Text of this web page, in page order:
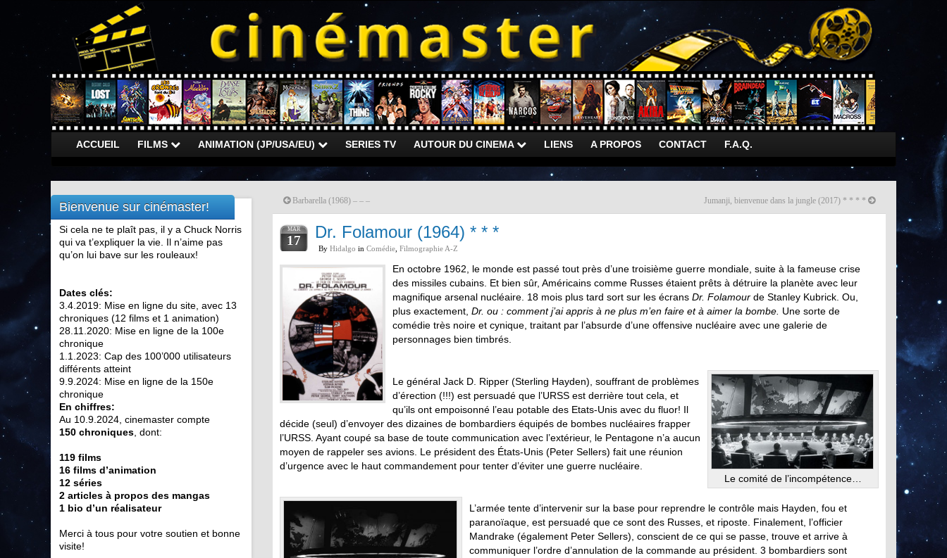
ACCUEIL FILMS ANIMATION (JP/USA/EU) SERIES TV AUTOUR DU CINEMA LIENS A PROPOS CONTACT F.A.Q.
Barbarella (1968) – – – Jumanji, bienvenue dans la jungle (2017) * * * *
MAR
17 Dr. Folamour (1964) * * *
By Hidalgo in Comédie Filmographie A-Z
En octobre 1962, le monde est passé tout près d’une troisième guerre mondiale, suite à la fameuse crise
des missiles cubains. Et bien sûr, Américains comme Russes étaient prêts à détruire la planète avec leur
magnifique arsenal nucléaire. 18 mois plus tard sort sur les écrans Dr. Folamour de Stanley Kubrick. Ou,
plus exactement, Dr. ou : comment j’ai appris à ne plus m’en faire et à aimer la bombe. Une sorte de
comédie très noire et cynique, traitant par l’absurde d’une offensive nucléaire avec une galerie de
personnages bien timbrés.
Le comité de l’incompétence…
Le général Jack D. Ripper (Sterling Hayden), souffrant de problèmes
d’érection (!!!) est persuadé que l’URSS est derrière tout cela, et
qu’ils ont empoisonné l’eau potable des Etats-Unis avec du fluor! Il
décide (seul) d’envoyer des dizaines de bombardiers équipés de bombes nucléaires frapper
l’URSS. Ayant coupé sa base de toute communication avec l’extérieur, le Pentagone n’a aucun
moyen de rappeler ses avions. Le président des États-Unis (Peter Sellers) fait une réunion
d’urgence avec le haut commandement pour tenter d’éviter une guerre nucléaire.
L’armée tente d’intervenir sur la base pour reprendre le contrôle mais Hayden, fou et
paranoïaque, est persuadé que ce sont des Russes, et riposte. Finalement, l’officier
Mandrake (également Peter Sellers), conscient de ce qui se passe, trouve et arrive à
communiquer l’ordre d’annulation de la commande au président. 3 bombardiers sont
Bienvenue sur cinémaster!
Si cela ne te plaît pas, il y a Chuck Norris
qui va t’expliquer la vie. Il n’aime pas
qu’on lui bave sur les rouleaux!
Dates clés:
3.4.2019: Mise en ligne du site, avec 13
chroniques (12 films et 1 animation)
28.11.2020: Mise en ligne de la 100e
chronique
1.1.2023: Cap des 100’000 utilisateurs
différents atteint
9.9.2024: Mise en ligne de la 150e
chronique
En chiffres:
Au 10.9.2024, cinemaster compte
150 chroniques , dont:
119 films
16 films d’animation
12 séries
2 articles à propos des mangas
1 bio d’un réalisateur
Merci à tous pour votre soutien et bonne
visite!